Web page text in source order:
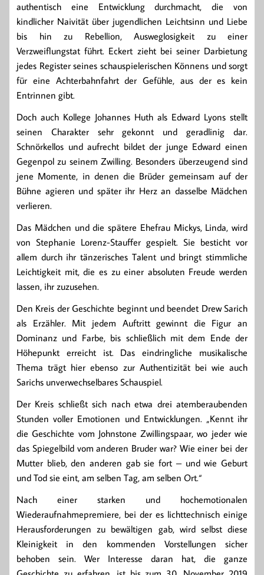
authentisch eine Entwicklung durchmacht, die von
kindlicher Naivität über jugendlichen Leichtsinn und Liebe
bis hin zu Rebellion, Ausweglosigkeit zu einer
Verzweiflungstat führt. Eckert zieht bei seiner Darbietung
jedes Register seines schauspielerischen Könnens und sorgt
für eine Achterbahnfahrt der Gefühle, aus der es kein
Entrinnen gibt.
Doch auch Kollege Johannes Huth als Edward Lyons stellt
seinen Charakter sehr gekonnt und geradlinig dar.
Schnörkellos und aufrecht bildet der junge Edward einen
Gegenpol zu seinem Zwilling. Besonders überzeugend sind
jene Momente, in denen die Brüder gemeinsam auf der
Bühne agieren und später ihr Herz an dasselbe Mädchen
verlieren.
Das Mädchen und die spätere Ehefrau Mickys, Linda, wird
von Stephanie Lorenz-Stauffer gespielt. Sie besticht vor
allem durch ihr tänzerisches Talent und bringt stimmliche
Leichtigkeit mit, die es zu einer absoluten Freude werden
lassen, ihr zuzusehen.
Den Kreis der Geschichte beginnt und beendet Drew Sarich
als Erzähler. Mit jedem Auftritt gewinnt die Figur an
Dominanz und Farbe, bis schließlich mit dem Ende der
Höhepunkt erreicht ist. Das eindringliche musikalische
Thema trägt hier ebenso zur Authentizität bei wie auch
Sarichs unverwechselbares Schauspiel.
Der Kreis schließt sich nach etwa drei atemberaubenden
Stunden voller Emotionen und Entwicklungen. „Kennt ihr
die Geschichte vom Johnstone Zwillingspaar, wo jeder wie
das Spiegelbild vom anderen Bruder war? Wie einer bei der
Mutter blieb, den anderen gab sie fort – und wie Geburt
und Tod sie eint, am selben Tag, am selben Ort.“
Nach einer starken und hochemotionalen
Wiederaufnahmepremiere, bei der es lichttechnisch einige
Herausforderungen zu bewältigen gab, wird selbst diese
Kleinigkeit in den kommenden Vorstellungen sicher
behoben sein. Wer Interesse daran hat, die ganze